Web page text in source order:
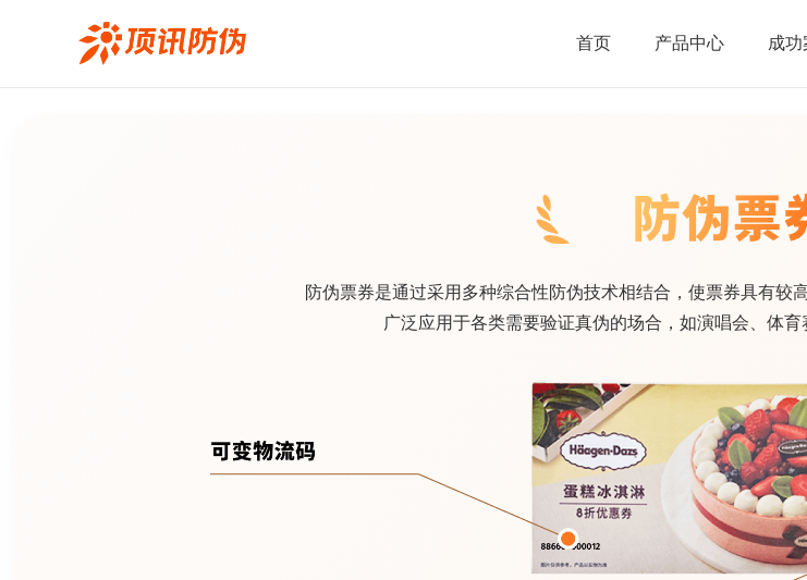
首页 产品中心 成功
防伪票券是通过采用多种综合性防伪技术相结合，使票券具有较
广泛应用于各类需要验证真伪的场合，如演唱会、体育